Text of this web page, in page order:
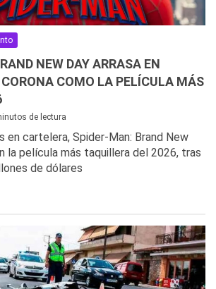
NEW DAY ARRASA EN
COMO LA PELÍCULA MÁS
de lectura
en cartelera, Spider-Man: Brand New
la película más taquillera del 2026, tras
de dólares